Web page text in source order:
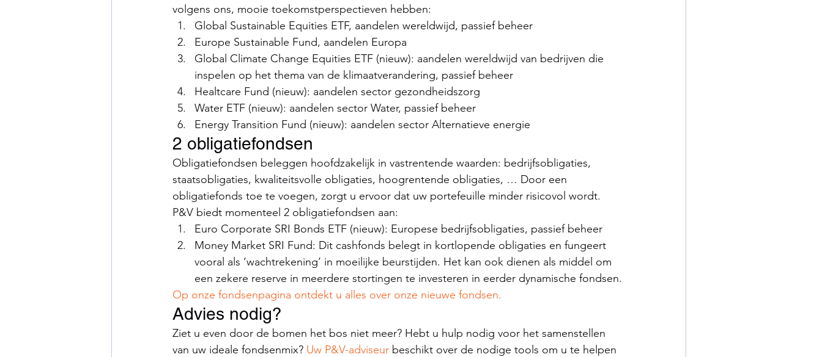
volgens ons, mooie toekomstperspectieven hebben:
Global Sustainable Equities ETF, aandelen wereldwijd, passief beheer
Europe Sustainable Fund, aandelen Europa
Global Climate Change Equities ETF (nieuw): aandelen wereldwijd van bedrijven die
inspelen op het thema van de klimaatverandering, passief beheer
Healtcare Fund (nieuw): aandelen sector gezondheidszorg
Water ETF (nieuw): aandelen sector Water, passief beheer
Energy Transition Fund (nieuw): aandelen sector Alternatieve energie
2 obligatiefondsen
Obligatiefondsen beleggen hoofdzakelijk in vastrentende waarden: bedrijfsobligaties,
staatsobligaties, kwaliteitsvolle obligaties, hoogrentende obligaties, … Door een
obligatiefonds toe te voegen, zorgt u ervoor dat uw portefeuille minder risicovol wordt.
P&V biedt momenteel 2 obligatiefondsen aan:
Euro Corporate SRI Bonds ETF (nieuw): Europese bedrijfsobligaties, passief beheer
Money Market SRI Fund: Dit cashfonds belegt in kortlopende obligaties en fungeert
vooral als ‘wachtrekening’ in moeilijke beurstijden. Het kan ook dienen als middel om
een zekere reserve in meerdere stortingen te investeren in eerder dynamische fondsen.
Op onze fondsenpagina ontdekt u alles over onze nieuwe fondsen.
Advies nodig?
Ziet u even door de bomen het bos niet meer? Hebt u hulp nodig voor het samenstellen
van uw ideale fondsenmix? Uw P&V-adviseur beschikt over de nodige tools om u te helpen